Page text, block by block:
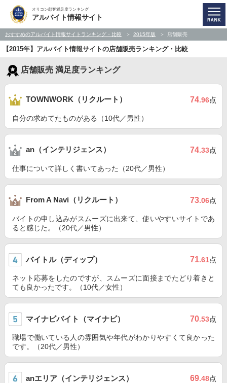
オリコン顧客満足度ランキング
アルバイト情報サイト
おすすめのアルバイト情報サイトランキング・比較 2015年版 店舗販売
【2015年】アルバイト情報サイトの店舗販売ランキング・比較
店舗販売 満足度ランキング
TOWNWORK（リクルート） 74.96点
自分の求めてたものがある（10代／男性）
an（インテリジェンス） 74.33点
仕事について詳しく書いてあった（20代／男性）
From A Navi（リクルート） 73.06点
バイトの申し込みがスムーズに出来て、使いやすいサイトであ
ると感じた。（20代／男性）
バイトル（ディップ） 71.61点
ネット応募をしたのですが、スムーズに面接までたどり着きと
ても良かったです。（10代／女性）
マイナビバイト（マイナビ） 70.53点
職場で働いている人の雰囲気や年代がわかりやすくて良かった
です。（20代／男性）
anエリア（インテリジェンス） 69.48点